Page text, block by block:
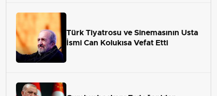
Türk Tiyatrosu ve Sinemasının Usta
İsmi Can Kolukısa Vefat Etti